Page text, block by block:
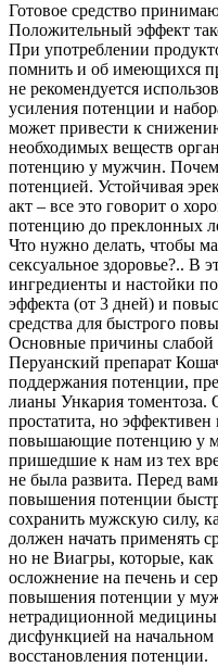
Готовое средство
Положительный эффект
При употреблении
помнить и об имеющихся
не рекомендуется
усиления потенции и
может привести к
необходимых веществ
потенцию у мужчин.
потенцией. Устойчивая
акт – все это говорит о
потенцию до преклонных
Что нужно делать, чтобы
сексуальное здоровье?.. В
ингредиенты и настойки
эффекта (от 3 дней) и
средства для быстрого
Основные причины слабой
Перуанский препарат
поддержания потенции,
лианы Ункария томентоза.
простатита, но
повышающие потенцию у
пришедшие к нам из тех
не была развита. Перед
повышения потенции
сохранить мужскую силу,
должен начать применять
но не Виагры, которые,
осложнение на печень и
повышения потенции у
нетрадиционной медицины
дисфункцией на начальном
восстановления потенции.